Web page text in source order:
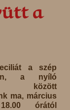
a
a szép
a nyíló
között
ma, március
órától